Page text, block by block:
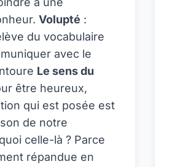
Volupté :
du vocabulaire
avec le
Le sens du
être heureux,
qui est posée est
de notre
celle-là ? Parce
répandue en